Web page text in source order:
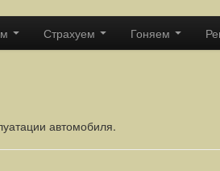
Страхуем Гоняем
автомобиля.